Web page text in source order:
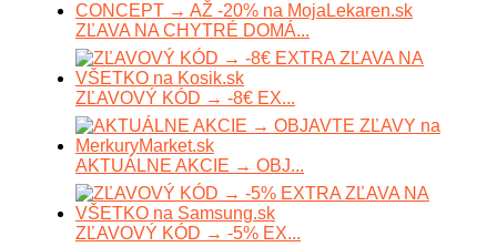
ZĽAVA NA CHYTRÉ DOMÁ...
ZĽAVOVÝ KÓD → -8€ EX...
AKTUÁLNE AKCIE → OBJ...
ZĽAVOVÝ KÓD → -5% EX...